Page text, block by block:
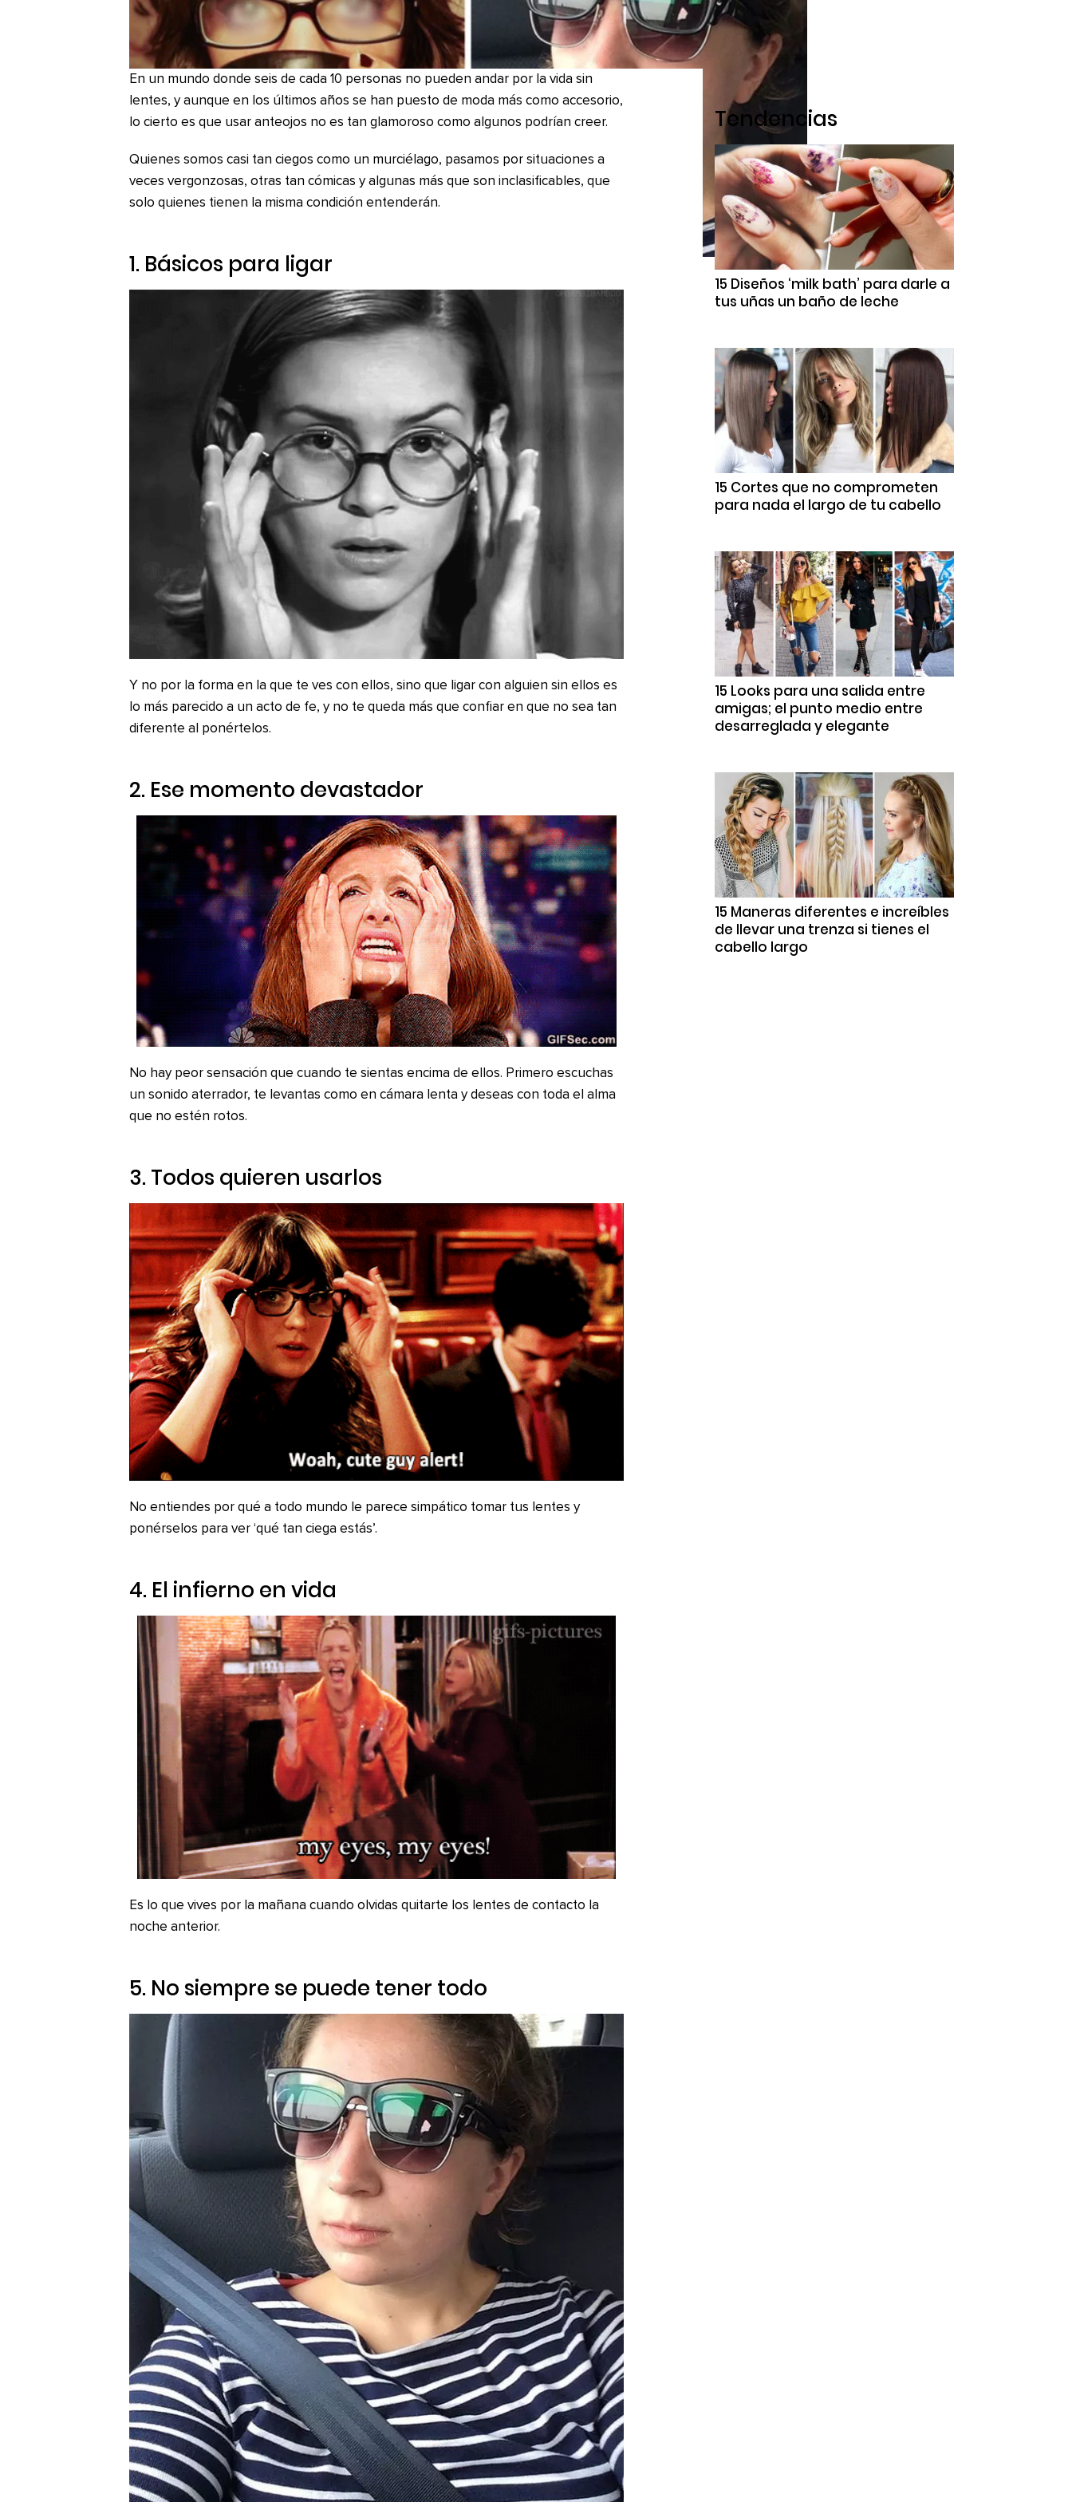
En un mundo donde seis de cada 10 personas no pueden andar por la vida sin
lentes, y aunque en los últimos años se han puesto de moda más como accesorio,
lo cierto es que usar anteojos no es tan glamoroso como algunos podrían creer.
Quienes somos casi tan ciegos como un murciélago, pasamos por situaciones a
veces vergonzosas, otras tan cómicas y algunas más que son inclasificables, que
solo quienes tienen la misma condición entenderán.
1. Básicos para ligar
Y no por la forma en la que te ves con ellos, sino que ligar con alguien sin ellos es
lo más parecido a un acto de fe, y no te queda más que confiar en que no sea tan
diferente al ponértelos.
2. Ese momento devastador
No hay peor sensación que cuando te sientas encima de ellos. Primero escuchas
un sonido aterrador, te levantas como en cámara lenta y deseas con toda el alma
que no estén rotos.
3. Todos quieren usarlos
No entiendes por qué a todo mundo le parece simpático tomar tus lentes y
ponérselos para ver ‘qué tan ciega estás’.
4. El infierno en vida
Es lo que vives por la mañana cuando olvidas quitarte los lentes de contacto la
noche anterior.
5. No siempre se puede tener todo
Tendencias
15 Diseños ‘milk bath’ para darle a
tus uñas un baño de leche
15 Cortes que no comprometen
para nada el largo de tu cabello
15 Looks para una salida entre
amigas; el punto medio entre
desarreglada y elegante
15 Maneras diferentes e increíbles
de llevar una trenza si tienes el
cabello largo